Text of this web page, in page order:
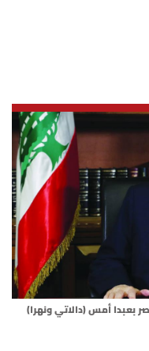
بعبدا أمس (دالاتي ونهرا)